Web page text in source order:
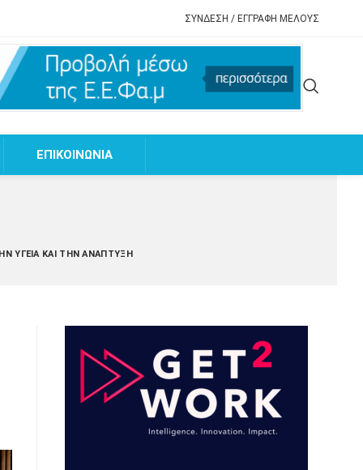
ΣΥΝΔΕΣΗ / ΕΓΓΡΑΦΗ ΜΕΛΟΥΣ
EΠΙΚΟΙΝΩΝΙΑ
ΥΓΕΊΑ ΚΑΙ ΤΗΝ ΑΝΆΠΤΥΞΗ